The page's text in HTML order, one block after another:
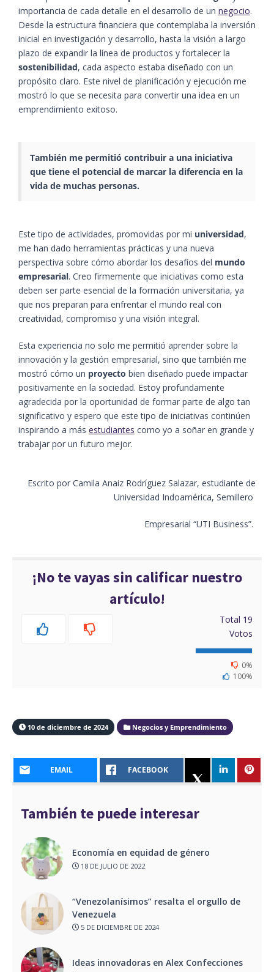
importancia de cada detalle en el desarrollo de un negocio.
Desde la estructura financiera que contemplaba la inversión
inicial en investigación y desarrollo, hasta la visión a largo
plazo de expandir la línea de productos y fortalecer la
sostenibilidad, cada aspecto estaba diseñado con un
propósito claro. Este nivel de planificación y ejecución me
mostró lo que se necesita para convertir una idea en un
emprendimiento exitoso.
También me permitió contribuir a una iniciativa
que tiene el potencial de marcar la diferencia en la
vida de muchas personas.
Este tipo de actividades, promovidas por mi universidad,
me han dado herramientas prácticas y una nueva
perspectiva sobre cómo abordar los desafíos del mundo
empresarial. Creo firmemente que iniciativas como esta
deben ser parte esencial de la formación universitaria, ya
que nos preparan para enfrentar el mundo real con
creatividad, compromiso y una visión integral.
Esta experiencia no solo me permitió aprender sobre la
innovación y la gestión empresarial, sino que también me
mostró cómo un proyecto bien diseñado puede impactar
positivamente en la sociedad. Estoy profundamente
agradecida por la oportunidad de formar parte de algo tan
significativo y espero que este tipo de iniciativas continúen
inspirando a más estudiantes como yo a soñar en grande y
trabajar por un futuro mejor.
Escrito por Camila Anaiz Rodríguez Salazar, estudiante de
Universidad Indoamérica, Semillero
Empresarial “UTI Business”.
¡No te vayas sin calificar nuestro
artículo!
Total 19
Votos
0%
100%
10 de diciembre de 2024 Negocios y Emprendimiento
EMAIL FACEBOOK
También te puede interesar
Economía en equidad de género
18 DE JULIO DE 2022
“Venezolanísimos” resalta el orgullo de
Venezuela
5 DE DICIEMBRE DE 2024
Ideas innovadoras en Alex Confecciones